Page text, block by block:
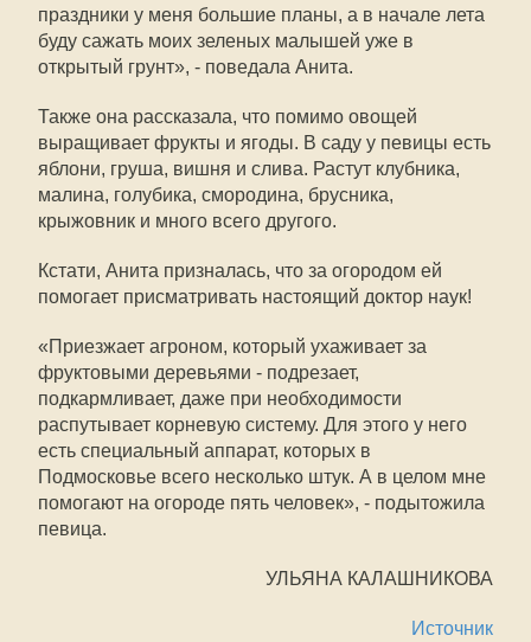
праздники у меня большие планы, а в начале лета
буду сажать моих зеленых малышей уже в
открытый грунт», - поведала Анита.
Также она рассказала, что помимо овощей
выращивает фрукты и ягоды. В саду у певицы есть
яблони, груша, вишня и слива. Растут клубника,
малина, голубика, смородина, брусника,
крыжовник и много всего другого.
Кстати, Анита призналась, что за огородом ей
помогает присматривать настоящий доктор наук!
«Приезжает агроном, который ухаживает за
фруктовыми деревьями - подрезает,
подкармливает, даже при необходимости
распутывает корневую систему. Для этого у него
есть специальный аппарат, которых в
Подмосковье всего несколько штук. А в целом мне
помогают на огороде пять человек», - подытожила
певица.
УЛЬЯНА КАЛАШНИКОВА
Источник